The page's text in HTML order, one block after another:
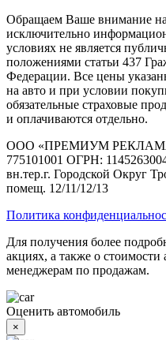
Обращаем Ваше внимание
исключительно
условиях не является
положениями статьи 437
Федерации. Все цены
на авто и при условии
обязательные страховые
и оплачиваются отдельно.
ООО «ПРЕМИУМ
775101001 ОГРН:
вн.тер.г. Городской Округ
помещ. 12/11/12/13
Политика
Для получения более
акциях, а также о
менеджерам по продажам.
Оценить автомобиль
×